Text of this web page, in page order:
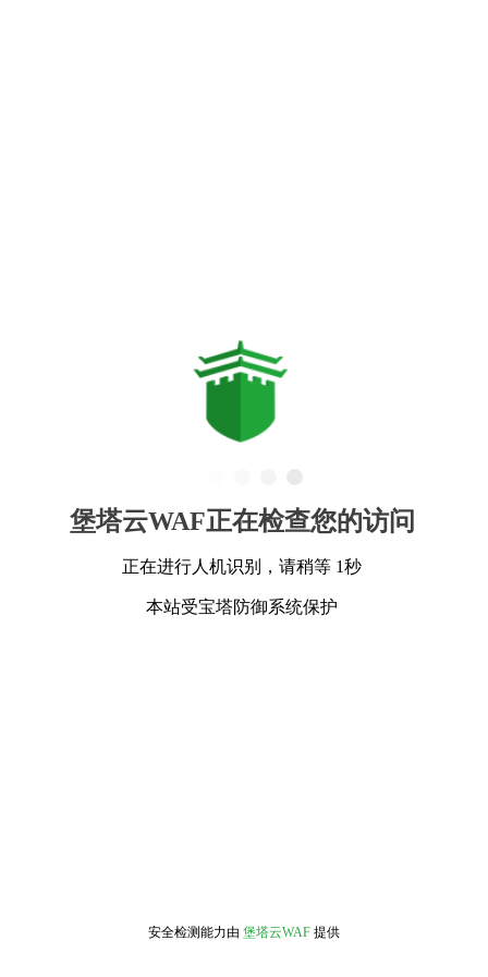
堡塔云WAF正在检查您的访问
正在进行人机识别，请稍等 1秒
本站受宝塔防御系统保护
安全检测能力由 堡塔云WAF 提供